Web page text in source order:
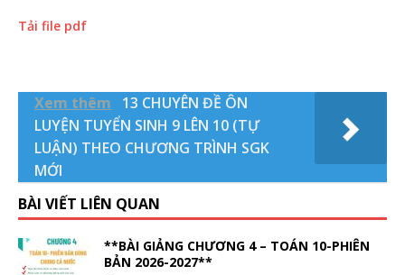
Tải file pdf
Xem thêm
13 CHUYÊN ĐỀ ÔN
LUYỆN TUYỂN SINH 9 LÊN 10 (TỰ
LUẬN) THEO CHƯƠNG TRÌNH SGK
MỚI
BÀI VIẾT LIÊN QUAN
**BÀI GIẢNG CHƯƠNG 4 – TOÁN 10-PHIÊN
BẢN 2026-2027**